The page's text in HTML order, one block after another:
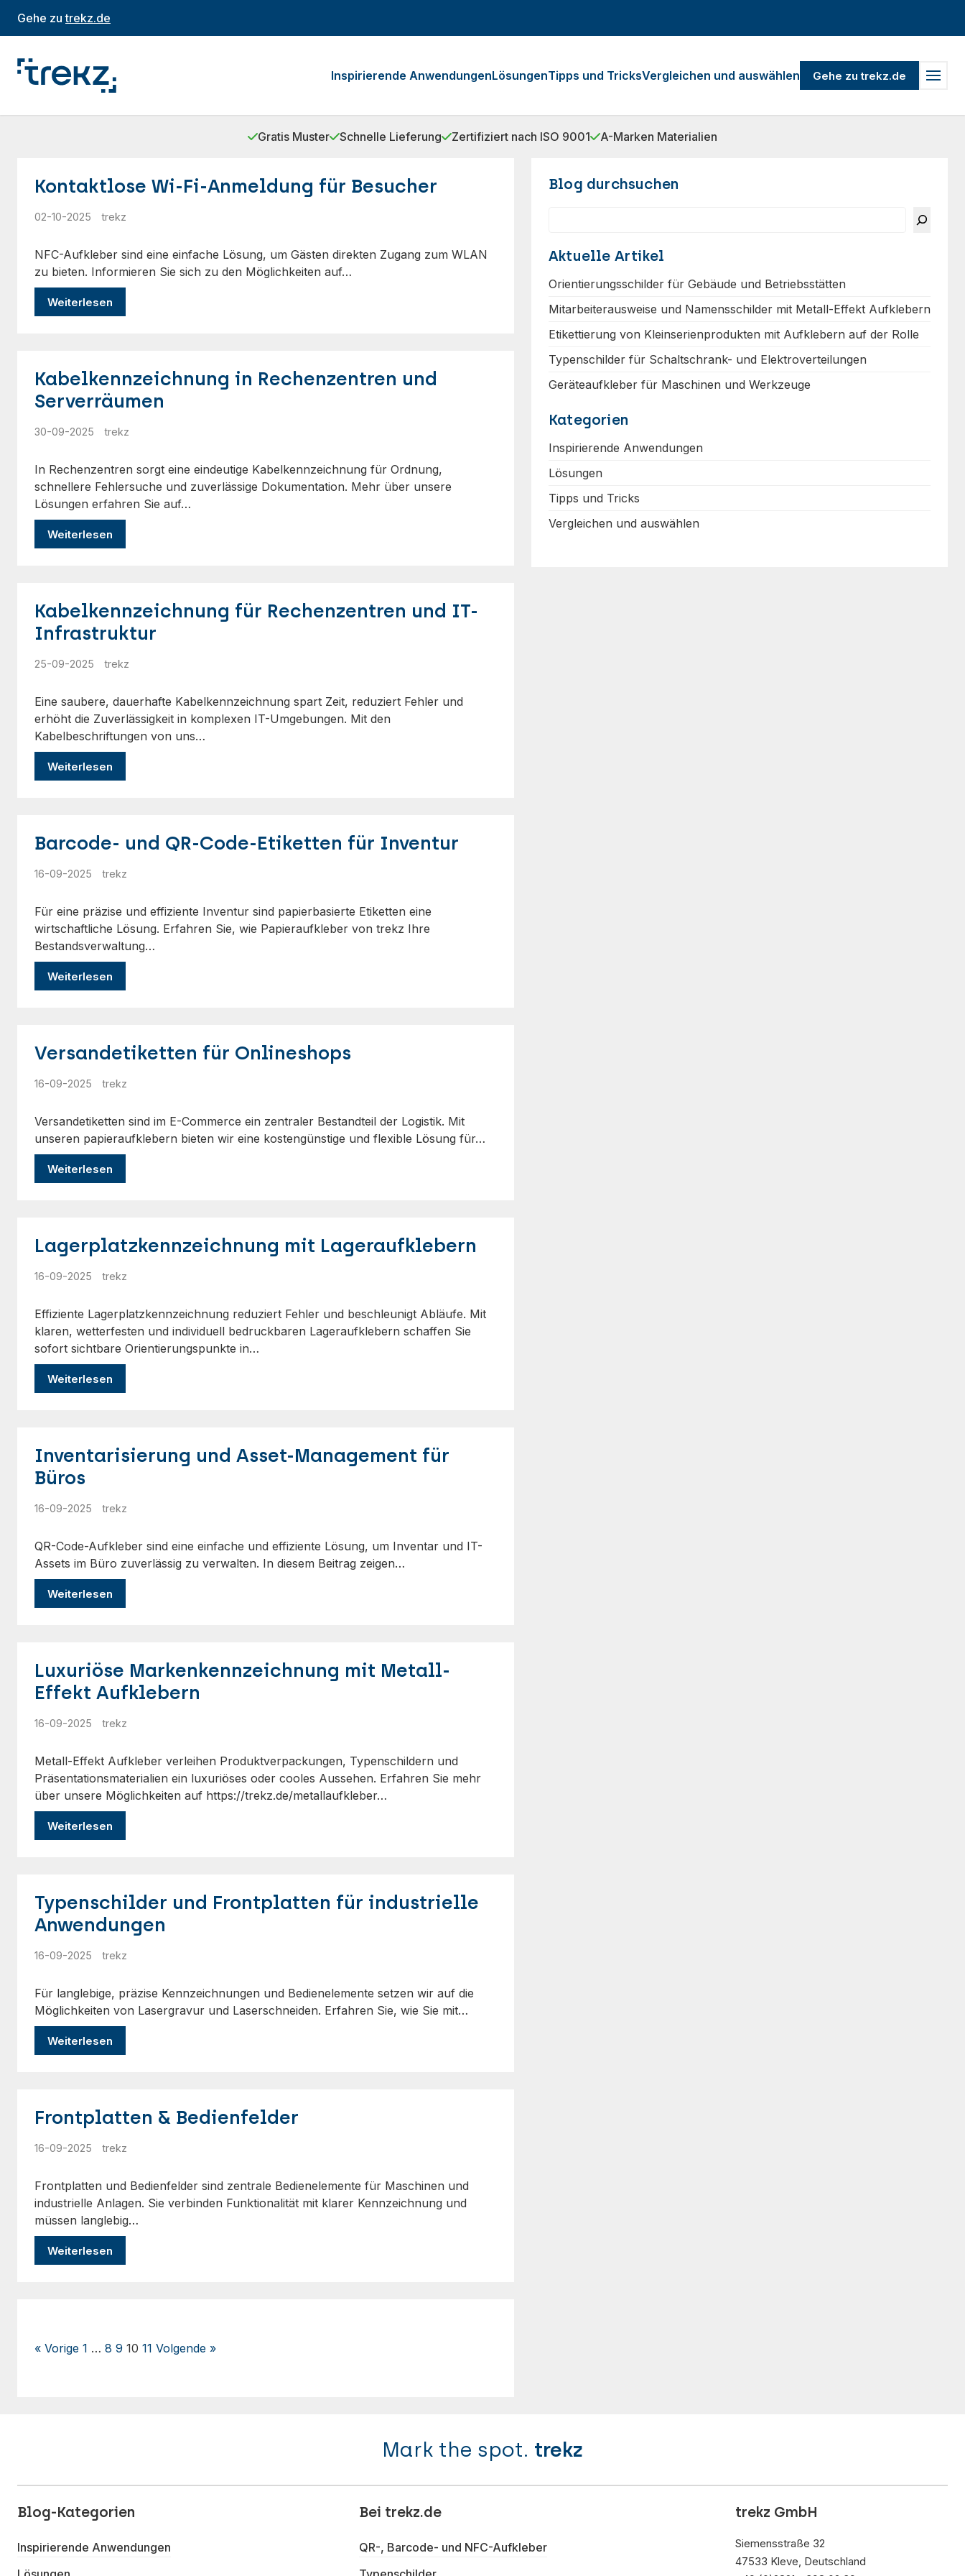
Gehe zutrekz.de
Inspirierende AnwendungenLösungenTipps und TricksVergleichen und auswählen Gehe zu trekz.de
Gratis Muster Schnelle Lieferung Zertifiziert nach ISO 9001 A-Marken Materialien
Kontaktlose Wi‑Fi‑Anmeldung für Besucher
02-10-2025 trekz
NFC-Aufkleber sind eine einfache Lösung, um Gästen direkten Zugang zum WLAN
zu bieten. Informieren Sie sich zu den Möglichkeiten auf…
Weiterlesen
Kabelkennzeichnung in Rechenzentren und
Serverräumen
30-09-2025 trekz
In Rechenzentren sorgt eine eindeutige Kabelkennzeichnung für Ordnung,
schnellere Fehlersuche und zuverlässige Dokumentation. Mehr über unsere
Lösungen erfahren Sie auf…
Weiterlesen
Kabelkennzeichnung für Rechenzentren und IT-
Infrastruktur
25-09-2025 trekz
Eine saubere, dauerhafte Kabelkennzeichnung spart Zeit, reduziert Fehler und
erhöht die Zuverlässigkeit in komplexen IT-Umgebungen. Mit den
Kabelbeschriftungen von uns…
Weiterlesen
Barcode- und QR-Code-Etiketten für Inventur
16-09-2025 trekz
Für eine präzise und effiziente Inventur sind papierbasierte Etiketten eine
wirtschaftliche Lösung. Erfahren Sie, wie Papieraufkleber von trekz Ihre
Bestandsverwaltung…
Weiterlesen
Versandetiketten für Onlineshops
16-09-2025 trekz
Versandetiketten sind im E-Commerce ein zentraler Bestandteil der Logistik. Mit
unseren papieraufklebern bieten wir eine kostengünstige und flexible Lösung für…
Weiterlesen
Lagerplatzkennzeichnung mit Lageraufklebern
16-09-2025 trekz
Effiziente Lagerplatzkennzeichnung reduziert Fehler und beschleunigt Abläufe. Mit
klaren, wetterfesten und individuell bedruckbaren Lageraufklebern schaffen Sie
sofort sichtbare Orientierungspunkte in…
Weiterlesen
Inventarisierung und Asset-Management für
Büros
16-09-2025 trekz
QR-Code-Aufkleber sind eine einfache und effiziente Lösung, um Inventar und IT-
Assets im Büro zuverlässig zu verwalten. In diesem Beitrag zeigen…
Weiterlesen
Luxuriöse Markenkennzeichnung mit Metall-
Effekt Aufklebern
16-09-2025 trekz
Metall-Effekt Aufkleber verleihen Produktverpackungen, Typenschildern und
Präsentationsmaterialien ein luxuriöses oder cooles Aussehen. Erfahren Sie mehr
über unsere Möglichkeiten auf https://trekz.de/metallaufkleber…
Weiterlesen
Typenschilder und Frontplatten für industrielle
Anwendungen
16-09-2025 trekz
Für langlebige, präzise Kennzeichnungen und Bedienelemente setzen wir auf die
Möglichkeiten von Lasergravur und Laserschneiden. Erfahren Sie, wie Sie mit…
Weiterlesen
Frontplatten & Bedienfelder
16-09-2025 trekz
Frontplatten und Bedienfelder sind zentrale Bedienelemente für Maschinen und
industrielle Anlagen. Sie verbinden Funktionalität mit klarer Kennzeichnung und
müssen langlebig…
Weiterlesen
Seitennummerierung
« Vorige 1 … 8 9 10 11 Volgende »
Blog durchsuchen
Aktuelle Artikel
Orientierungsschilder für Gebäude und Betriebsstätten
Mitarbeiterausweise und Namensschilder mit Metall-Effekt Aufklebern
Etikettierung von Kleinserienprodukten mit Aufklebern auf der Rolle
Typenschilder für Schaltschrank- und Elektroverteilungen
Geräteaufkleber für Maschinen und Werkzeuge
Kategorien
Inspirierende Anwendungen
Lösungen
Tipps und Tricks
Vergleichen und auswählen
Mark the spot. trekz
Blog-Kategorien
Inspirierende Anwendungen
Bei trekz.de
QR-, Barcode- und NFC-Aufkleber
trekz GmbH
Siemensstraße 32
47533 Kleve, Deutschland